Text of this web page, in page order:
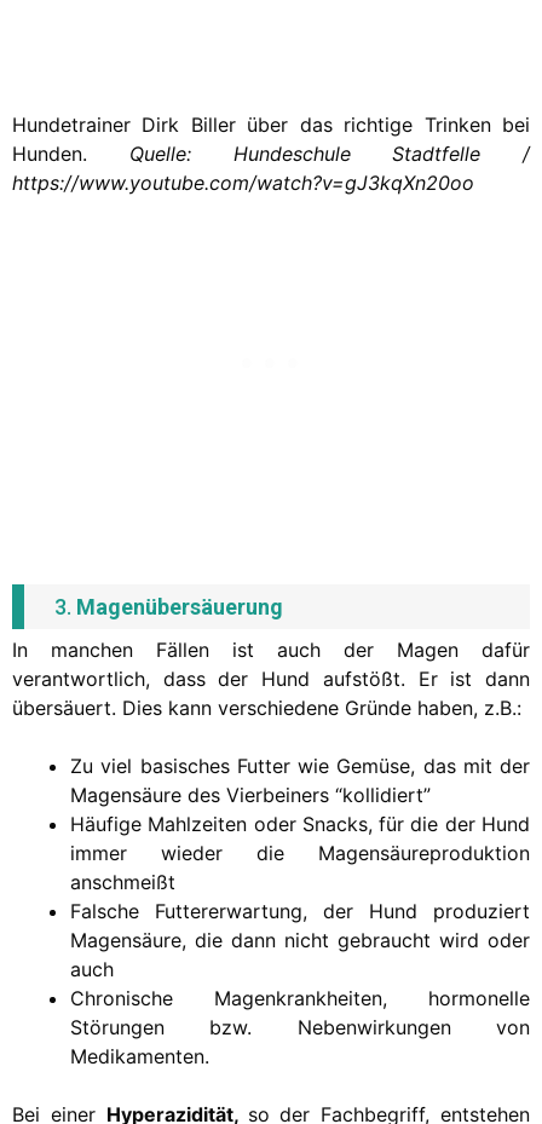
Hundetrainer Dirk Biller über das richtige Trinken bei
Hunden. Quelle: Hundeschule Stadtfelle /
https://www.youtube.com/watch?v=gJ3kqXn20oo
3. Magenübersäuerung
In manchen Fällen ist auch der Magen dafür
verantwortlich, dass der Hund aufstößt. Er ist dann
übersäuert. Dies kann verschiedene Gründe haben, z.B.:
Zu viel basisches Futter wie Gemüse, das mit der
Magensäure des Vierbeiners “kollidiert”
Häufige Mahlzeiten oder Snacks, für die der Hund
immer wieder die Magensäureproduktion
anschmeißt
Falsche Futtererwartung, der Hund produziert
Magensäure, die dann nicht gebraucht wird oder
auch
Chronische Magenkrankheiten, hormonelle
Störungen bzw. Nebenwirkungen von
Medikamenten.
Bei einer Hyperazidität, so der Fachbegriff, entstehen